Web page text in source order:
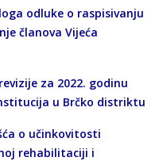
odluke o raspisivanju
članova Vijeća
za 2022. godinu
u Brčko distriktu
o učinkovitosti
rehabilitaciji i